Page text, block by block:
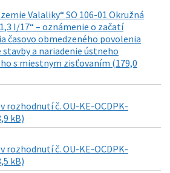
Valaliky“ SO 106-01 Okružná
I/17“ – oznámenie o začatí
časovo obmedzeného povolenia
stavby a nariadenie ústneho
s miestnym zisťovaním (179,0
rozhodnutí č. OU-KE-OCDPK-
kB)
rozhodnutí č. OU-KE-OCDPK-
kB)